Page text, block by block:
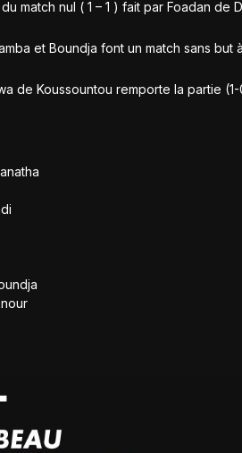
match nul ( 1 – 1 ) fait par Foadan de
et Boundja font un match sans but
de Koussountou remporte la partie